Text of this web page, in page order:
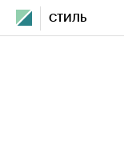
СТИЛЬ